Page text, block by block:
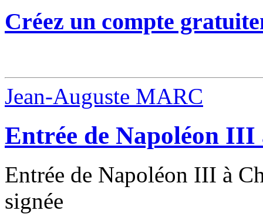
Créez un compte
Jean-Auguste MARC
Entrée de Napoléon III
Entrée de Napoléon III à
signée